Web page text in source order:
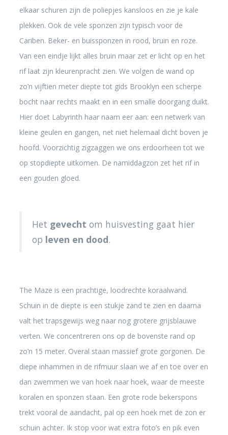
elkaar schuren zijn de poliepjes kansloos en zie je kale
plekken. Ook de vele sponzen zijn typisch voor de
Cariben. Beker- en buissponzen in rood, bruin en roze.
Van een eindje lijkt alles bruin maar zet er licht op en het
rif laat zijn kleurenpracht zien. We volgen de wand op
zo’n vijftien meter diepte tot gids Brooklyn een scherpe
bocht naar rechts maakt en in een smalle doorgang duikt.
Hier doet Labyrinth haar naam eer aan: een netwerk van
kleine geulen en gangen, net niet helemaal dicht boven je
hoofd. Voorzichtig zigzaggen we ons erdoorheen tot we
op stopdiepte uitkomen. De namiddagzon zet het rif in
een gouden gloed.
Het gevecht om huisvesting gaat hier
op leven en dood.
The Maze is een prachtige, loodrechte koraalwand.
Schuin in de diepte is een stukje zand te zien en daarna
valt het trapsgewijs weg naar nog grotere grijsblauwe
verten. We concentreren ons op de bovenste rand op
zo’n 15 meter. Overal staan massief grote gorgonen. De
diepe inhammen in de rifmuur slaan we af en toe over en
dan zwemmen we van hoek naar hoek, waar de meeste
koralen en sponzen staan. Een grote rode bekerspons
trekt vooral de aandacht, pal op een hoek met de zon er
schuin achter. Ik stop voor wat extra foto’s en pik even